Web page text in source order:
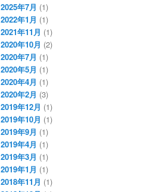
2025年7月 (1)
2022年1月 (1)
2021年11月 (1)
2020年10月 (2)
2020年7月 (1)
2020年5月 (1)
2020年4月 (1)
2020年2月 (3)
2019年12月 (1)
2019年10月 (1)
2019年9月 (1)
2019年4月 (1)
2019年3月 (1)
2019年1月 (1)
2018年11月 (1)